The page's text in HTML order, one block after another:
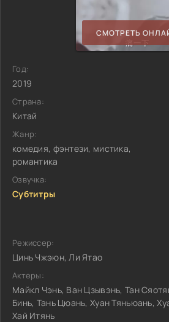
СМОТРЕТЬ
Год:
2019
Страна:
Китай
Жанр:
комедия, фэнтези, мистика,
романтика
Озвучка:
Субтитры
Режиссер:
Цинь Чжэюн, Ли Ятао
Актеры:
Майкл Чэнь, Ван Цзывэнь, Тан
Бинь, Тань Цюань, Хуан Тяньюань,
Хай Итянь